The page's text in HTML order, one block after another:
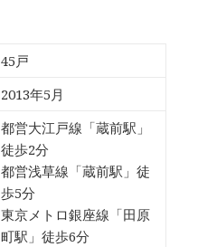
45戸
2013年5月
都営大江戸線「蔵前駅」
徒歩2分
都営浅草線「蔵前駅」徒
歩5分
東京メトロ銀座線「田原
町駅」徒歩6分